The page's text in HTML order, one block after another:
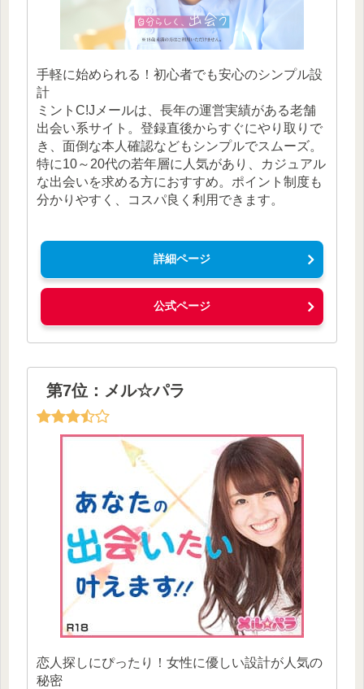
手軽に始められる！初心者でも安心のシンプル設
計
ミントC!Jメールは、長年の運営実績がある老舗
出会い系サイト。登録直後からすぐにやり取りで
き、面倒な本人確認などもシンプルでスムーズ。
特に10～20代の若年層に人気があり、カジュアル
な出会いを求める方におすすめ。ポイント制度も
分かりやすく、コスパ良く利用できます。
詳細ページ
公式ページ
第7位：メル☆パラ
恋人探しにぴったり！女性に優しい設計が人気の
秘密